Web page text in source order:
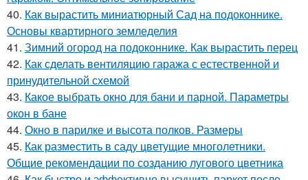
40. Как вырастить миниатюрный Сад на подоконнике.
Основы квартирного земледелия
41. Зимний огород на подоконнике. Как вырастить перец
42. Как сделать вентиляцию гаража с естественной и
принудительной схемой
43. Какое выбрать окно для бани и парной. Параметры
окон в бане
44. Окно в парилке и высота полков. Размеры
45. Как разместить в саду цветущие многолетники.
Общие рекомендации по созданию лугового цветника